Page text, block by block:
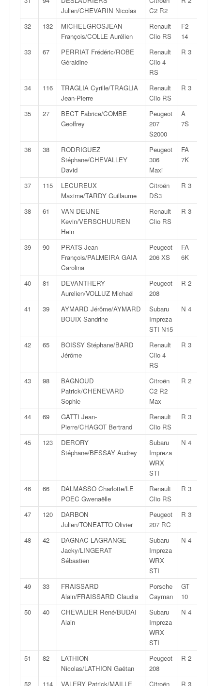
Julien/CHEVARIN Nicolas
C2 R2
32 132
MICHEL-GROSJEAN
François/COLLE Aurélien
Renault
Clio RS
F2
14
33 67
PERRIAT Frédéric/ROBE
Géraldine
Renault
Clio 4
RS
R 3
34 116
TRAGLIA Cyrille/TRAGLIA
Jean-Pierre
Renault
Clio RS
R 3
35 27
BECT Fabrice/COMBE
Geoffrey
Peugeot
207
S2000
A
7S
36 38
RODRIGUEZ
Stéphane/CHEVALLEY
David
Peugeot
306
Maxi
FA
7K
37 115
LECUREUX
Maxime/TARDY Guillaume
Citroën
DS3
R 3
38 61
VAN DEIJNE
Kevin/VERSCHUUREN
Hein
Renault
Clio RS
R 3
39 90
PRATS Jean-
François/PALMEIRA GAIA
Carolina
Peugeot
206 XS
FA
6K
40 81
DEVANTHERY
Aurelien/VOLLUZ Michaël
Peugeot
208
R 2
41 39
AYMARD Jérôme/AYMARD
BOUIX Sandrine
Subaru
Impreza
STI N15
N 4
42 65
BOISSY Stéphane/BARD
Jérôme
Renault
Clio 4
RS
R 3
43 98
BAGNOUD
Patrick/CHENEVARD
Sophie
Citroën
C2 R2
Max
R 2
44 69
GATTI Jean-
Pierre/CHAGOT Bertrand
Renault
Clio RS
R 3
45 123
DERORY
Stéphane/BESSAY Audrey
Subaru
Impreza
WRX
STI
N 4
46 66
DALMASSO Charlotte/LE
POEC Gwenaëlle
Renault
Clio RS
R 3
47 120
DARBON
Julien/TONEATTO Olivier
Peugeot
207 RC
R 3
48 42
DAGNAC-LAGRANGE
Jacky/LINGERAT
Sébastien
Subaru
Impreza
WRX
STI
N 4
49 33
FRAISSARD
Alain/FRAISSARD Claudia
Porsche
Cayman
GT
10
50 40
CHEVALIER René/BUDAI
Alain
Subaru
Impreza
WRX
STI
N 4
51 82
LATHION
Nicolas/LATHION Gaëtan
Peugeot
208
R 2
52 114
VALERY Patrick/MAILLE
Citroën
R 3